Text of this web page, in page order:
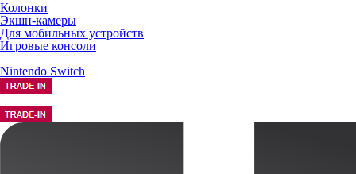
Колонки
Экшн-камеры
Для мобильных устройств
Игровые консоли
Nintendo Switch